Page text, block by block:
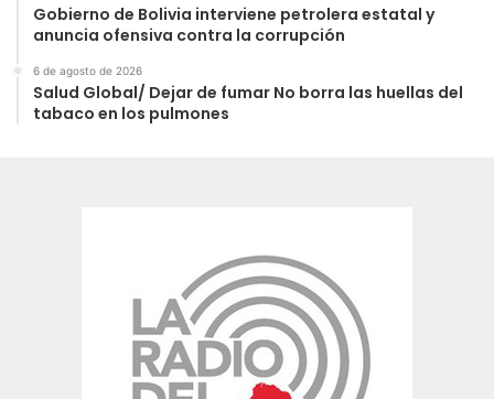
Gobierno de Bolivia interviene petrolera estatal y
anuncia ofensiva contra la corrupción
6 de agosto de 2026
Salud Global/ Dejar de fumar No borra las huellas del
tabaco en los pulmones